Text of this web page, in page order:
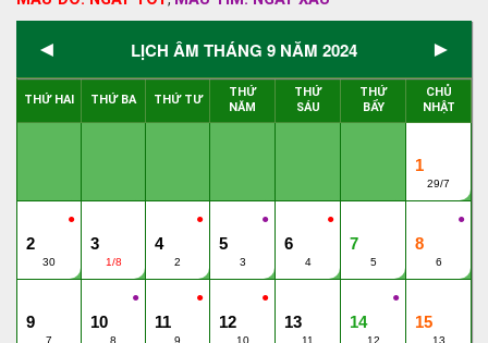
◄ LỊCH ÂM THÁNG 9 NĂM 2024 ►
THỨ HAI THỨ BA THỨ TƯ
THỨ
NĂM
THỨ
SÁU
THỨ
BẨY
CHỦ
NHẬT
1
29/7
●
2
30
3
1/8
●
4
2
●
5
3
●
6
4
7
5
●
8
6
9
7
●
10
8
●
11
9
●
12
10
13
11
●
14
12
15
13